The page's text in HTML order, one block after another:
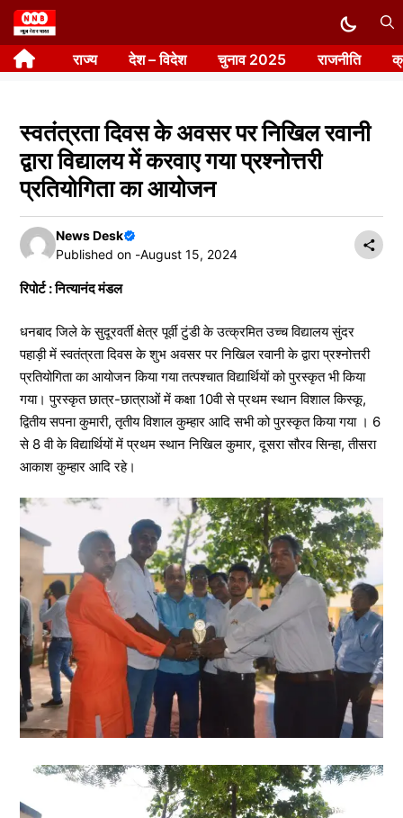
Skip
to
content राज्य देश – विदेश चुनाव 2025 राजनीति
स्वतंत्रता दिवस के अवसर पर निखिल रवानी
द्वारा विद्यालय में करवाए गया प्रश्नोत्तरी
प्रतियोगिता का आयोजन
News Desk
Published on -August 15, 2024
रिपोर्ट : नित्यानंद मंडल
धनबाद जिले के सुदूरवर्ती क्षेत्र पूर्वी टुंडी के उत्क्रमित उच्च विद्यालय सुंदर
पहाड़ी में स्वतंत्रता दिवस के शुभ अवसर पर निखिल रवानी के द्वारा प्रश्नोत्तरी
प्रतियोगिता का आयोजन किया गया तत्पश्चात विद्यार्थियों को पुरस्कृत भी किया
गया। पुरस्कृत छात्र-छात्राओं में कक्षा 10वी से प्रथम स्थान विशाल किस्कू,
द्वितीय सपना कुमारी, तृतीय विशाल कुम्हार आदि सभी को पुरस्कृत किया गया । 6
से 8 वी के विद्यार्थियों में प्रथम स्थान निखिल कुमार, दूसरा सौरव सिन्हा, तीसरा
आकाश कुम्हार आदि रहे।